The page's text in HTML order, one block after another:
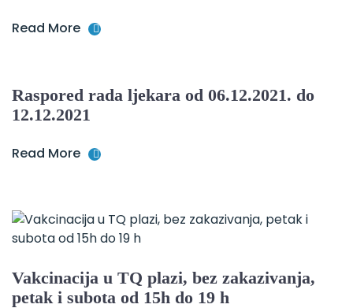
Read More
Raspored rada ljekara od 06.12.2021. do
12.12.2021
Read More
Vakcinacija u TQ plazi, bez zakazivanja,
petak i subota od 15h do 19 h